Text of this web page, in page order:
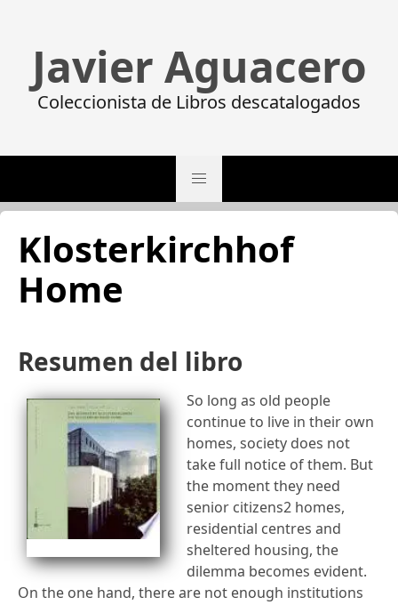
Javier Aguacero
Coleccionista de Libros descatalogados
Klosterkirchhof
Home
Resumen del libro
So long as old people
continue to live in their own
homes, society does not
take full notice of them. But
the moment they need
senior citizens2 homes,
residential centres and
sheltered housing, the
dilemma becomes evident.
On the one hand, there are not enough institutions